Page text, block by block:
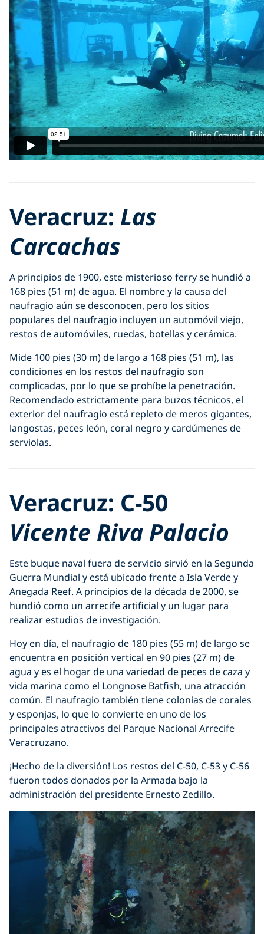
Veracruz: Las
Carcachas
A principios de 1900, este misterioso ferry se hundió a
168 pies (51 m) de agua. El nombre y la causa del
naufragio aún se desconocen, pero los sitios
populares del naufragio incluyen un automóvil viejo,
restos de automóviles, ruedas, botellas y cerámica.
Mide 100 pies (30 m) de largo a 168 pies (51 m), las
condiciones en los restos del naufragio son
complicadas, por lo que se prohíbe la penetración.
Recomendado estrictamente para buzos técnicos, el
exterior del naufragio está repleto de meros gigantes,
langostas, peces león, coral negro y cardúmenes de
serviolas.
Veracruz: C-50
Vicente Riva Palacio
Este buque naval fuera de servicio sirvió en la Segunda
Guerra Mundial y está ubicado frente a Isla Verde y
Anegada Reef. A principios de la década de 2000, se
hundió como un arrecife artificial y un lugar para
realizar estudios de investigación.
Hoy en día, el naufragio de 180 pies (55 m) de largo se
encuentra en posición vertical en 90 pies (27 m) de
agua y es el hogar de una variedad de peces de caza y
vida marina como el Longnose Batfish, una atracción
común. El naufragio también tiene colonias de corales
y esponjas, lo que lo convierte en uno de los
principales atractivos del Parque Nacional Arrecife
Veracruzano.
¡Hecho de la diversión! Los restos del C-50, C-53 y C-56
fueron todos donados por la Armada bajo la
administración del presidente Ernesto Zedillo.